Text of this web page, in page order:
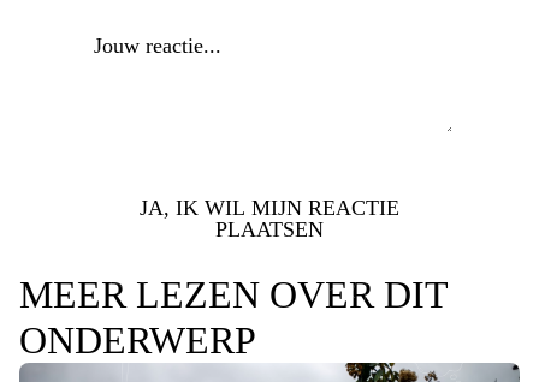
JA, IK WIL MIJN REACTIE
PLAATSEN
MEER LEZEN OVER DIT
ONDERWERP